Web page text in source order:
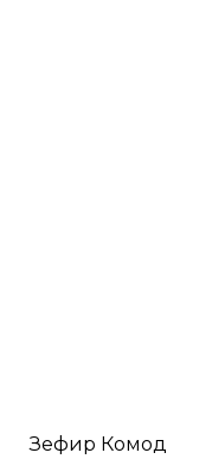
Зефир Комод